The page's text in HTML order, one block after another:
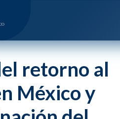
retorno al
México y